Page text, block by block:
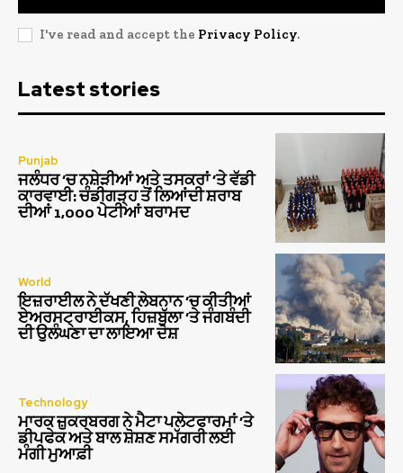
I've read and accept the Privacy Policy.
Latest stories
Punjab
ਜਲੰਧਰ ‘ਚ ਨਸ਼ੇੜੀਆਂ ਅਤੇ ਤਸਕਰਾਂ ‘ਤੇ ਵੱਡੀ
ਕਾਰਵਾਈ: ਚੰਡੀਗੜ੍ਹ ਤੋਂ ਲਿਆਂਦੀ ਸ਼ਰਾਬ
ਦੀਆਂ 1,000 ਪੇਟੀਆਂ ਬਰਾਮਦ
World
ਇਜ਼ਰਾਈਲ ਨੇ ਦੱਖਣੀ ਲੇਬਨਾਨ ‘ਚ ਕੀਤੀਆਂ
ਏਅਰਸਟ੍ਰਾਈਕਸ, ਹਿਜ਼ਬੁੱਲਾ ‘ਤੇ ਜੰਗਬੰਦੀ
ਦੀ ਉਲੰਘਣਾ ਦਾ ਲਾਇਆ ਦੋਸ਼
Technology
ਮਾਰਕ ਜ਼ੁਕਰਬਰਗ ਨੇ ਮੈਟਾ ਪਲੇਟਫਾਰਮਾਂ ‘ਤੇ
ਡੀਪਫੇਕ ਅਤੇ ਬਾਲ ਸ਼ੋਸ਼ਣ ਸਮੱਗਰੀ ਲਈ
ਮੰਗੀ ਮੁਆਫ਼ੀ